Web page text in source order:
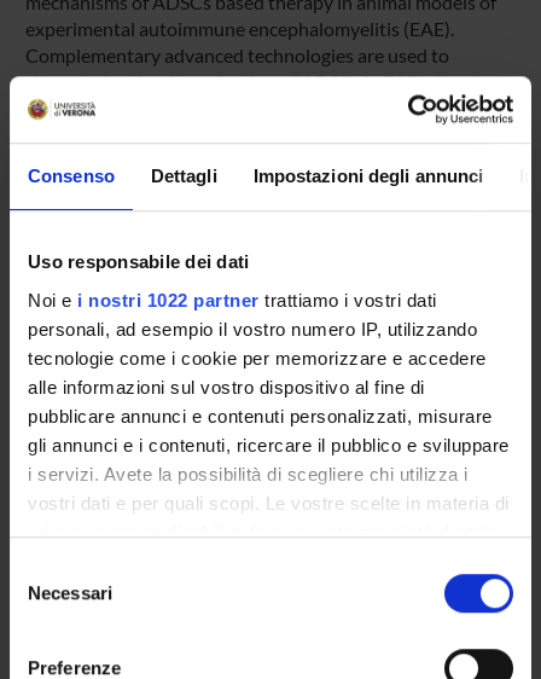
Consenso Dettagli Impostazioni degli annunci
Uso responsabile dei dati
Noi e i nostri 1022 partner trattiamo i vostri dati
personali, ad esempio il vostro numero IP, utilizzando
tecnologie come i cookie per memorizzare e accedere
alle informazioni sul vostro dispositivo al fine di
pubblicare annunci e contenuti personalizzati, misurare
gli annunci e i contenuti, ricercare il pubblico e sviluppare
i servizi. Avete la possibilità di scegliere chi utilizza i
vostri dati e per quali scopi. Le vostre scelte in materia di
privacy sono applicabili solo su questa proprietà digitale
modificare o revocare il proprio consenso in qualsiasi
momento dalla Dichiarazione sui cookie o facendo clic
delNecessari
Preferenze
experimental autoimmune encephalomyelitis (EAE).
Complementary advanced technologies are used to
characterize the sites of action of ADSCs in EAE mice at
different time points of disease.
SPONSORS:
PROJECT PARTICIPANTS
Simona Luciana Budui
Gabriela Constantin
Full Professor
Immunology (DM)